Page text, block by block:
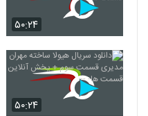
۵۰:۲۴
۵۰:۲۴